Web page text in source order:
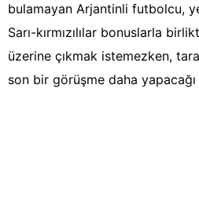
bulamayan Arjantinli futbolcu,
Sarı-kırmızılılar bonuslarla
üzerine çıkmak istemezken,
son bir görüşme daha